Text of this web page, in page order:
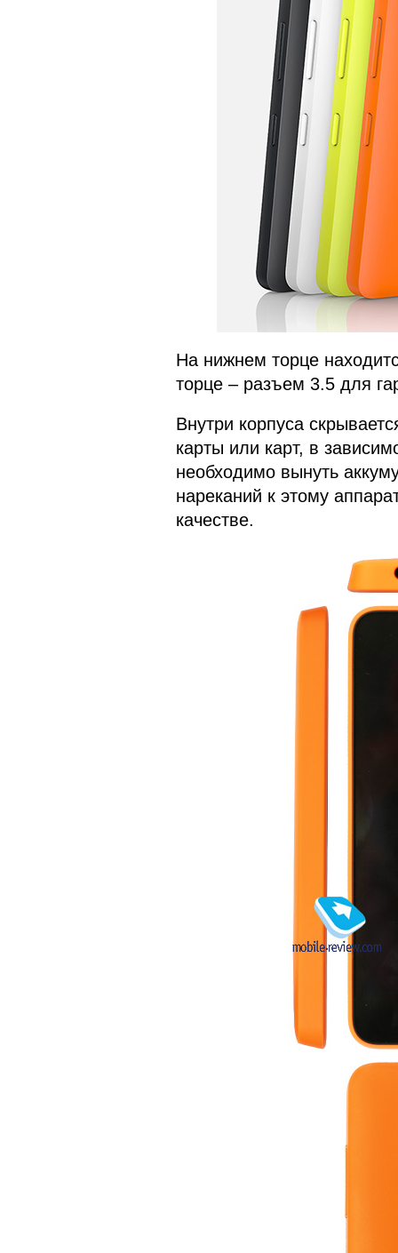
На нижнем торце
торце – разъем 3.5 для
Внутри корпуса
карты или карт, в
необходимо вынуть
нареканий к этому
качестве.